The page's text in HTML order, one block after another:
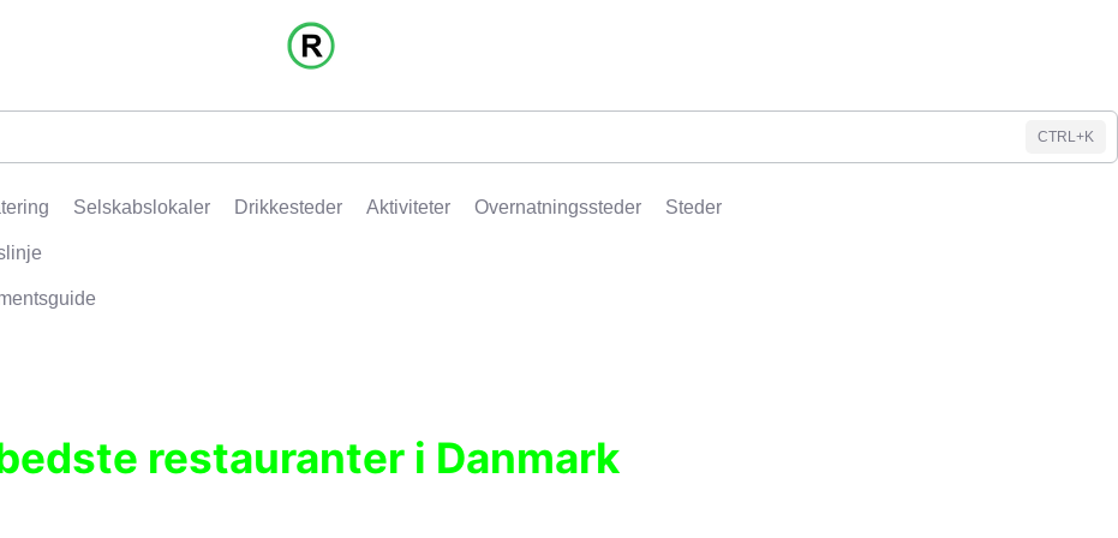
CTRL+K
Selskabslokaler Drikkesteder Aktiviteter Overnatningssteder Steder
restauranter i Danmark